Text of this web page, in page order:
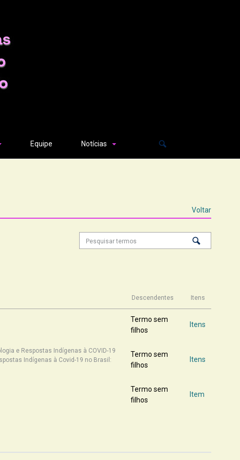
Equipe Notícias
Voltar
Descendentes Itens
Termo sem
filhos
Itens
e Respostas Indígenas à COVID-19
Indígenas à Covid-19 no Brasil:
Termo sem
filhos
Itens
Termo sem
filhos
Item